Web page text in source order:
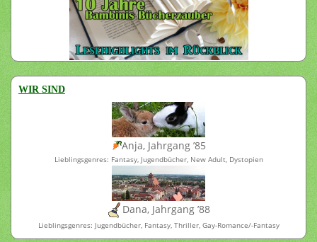
WIR SIND
Anja, Jahrgang ’85
Lieblingsgenres: Fantasy, Jugendbücher, New Adult, Dystopien
Dana, Jahrgang ’88
Lieblingsgenres: Jugendbücher, Fantasy, Thriller, Gay-Romance/-Fantasy